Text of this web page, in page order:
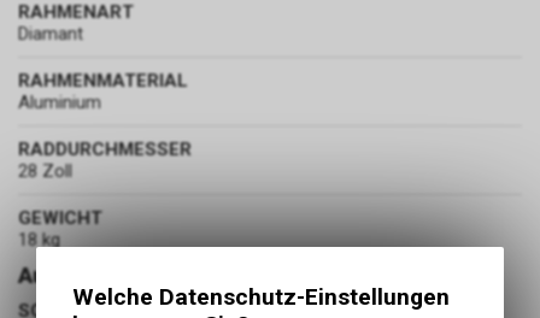
RAHMENART
Diamant
RAHMENMATERIAL
Aluminium
RADDURCHMESSER
28 Zoll
GEWICHT
18 kg
Ausstattung
SCHALTUNGWelche Datenschutz-Einstellungen